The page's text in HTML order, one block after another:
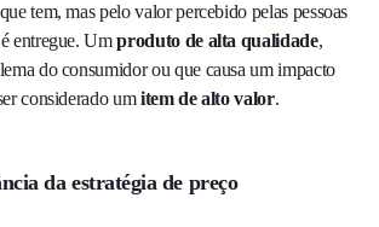
tem, mas pelo valor percebido pelas pessoas
entregue. Umproduto de alta qualidade,
do consumidor ou que causa um impacto
considerado umitem de alto valor.
da estratégia de preço